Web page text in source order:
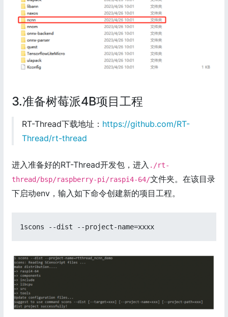
3.准备树莓派4B项目工程
RT-Thread下载地址： https://github.com/RT-
Thread/rt-thread
进入准备好的RT-Thread开发包，进入 ./rt-
thread/bsp/raspberry-pi/raspi4-64/文件夹。在该目录
下启动env，输入如下命令创建新的项目工程。
1scons --dist --project-name=xxxx